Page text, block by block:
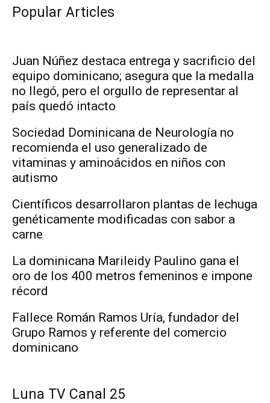
Popular Articles
Juan Núñez destaca entrega y sacrificio del
equipo dominicano; asegura que la medalla
no llegó, pero el orgullo de representar al
país quedó intacto
Sociedad Dominicana de Neurología no
recomienda el uso generalizado de
vitaminas y aminoácidos en niños con
autismo
Científicos desarrollaron plantas de lechuga
genéticamente modificadas con sabor a
carne
La dominicana Marileidy Paulino gana el
oro de los 400 metros femeninos e impone
récord
Fallece Román Ramos Uría, fundador del
Grupo Ramos y referente del comercio
dominicano
Luna TV Canal 25